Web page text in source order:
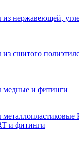
из нержавеющей,
из сшитого
медные и фитинги
и фитинги